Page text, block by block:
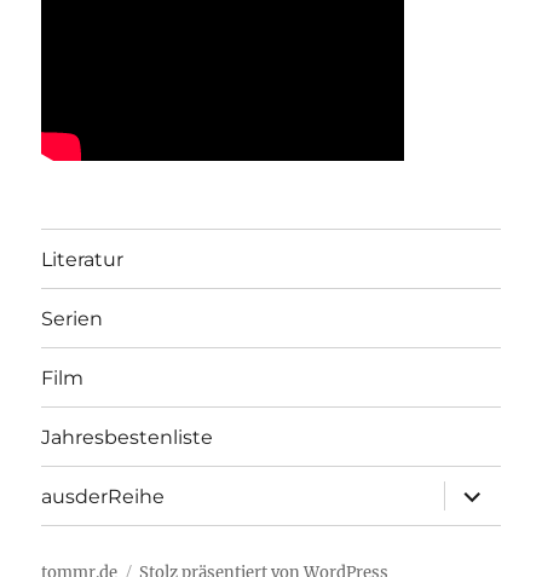
Literatur
Serien
Film
Jahresbestenliste
ausderReihe
öffnen
tommr.de Stolz präsentiert von WordPress